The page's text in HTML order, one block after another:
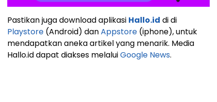
Pastikan juga download aplikasi Hallo.id di di
Playstore (Android) danAppstore (iphone), untuk
mendapatkan aneka artikel yang menarik. Media
Hallo.id dapat diakses melaluiGoogle News.